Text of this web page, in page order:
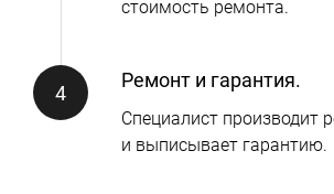
стоимость ремонта.
Ремонт и гарантия.
Специалист производит
и выписывает гарантию.